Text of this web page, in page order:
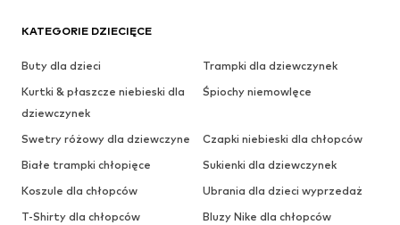
KATEGORIE DZIECIĘCE
Buty dla dzieci
Trampki dla dziewczynek
Kurtki & płaszcze niebieski dla
dziewczynek
Śpiochy niemowlęce
Swetry różowy dla dziewczyne
Czapki niebieski dla chłopców
Białe trampki chłopięce
Sukienki dla dziewczynek
Koszule dla chłopców
Ubrania dla dzieci wyprzedaż
T-Shirty dla chłopców
Bluzy Nike dla chłopców